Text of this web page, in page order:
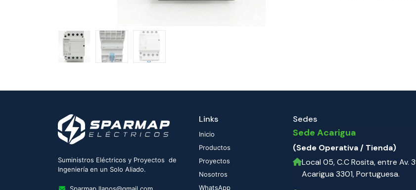
Suministros Eléctricos y Proyectos de
Ingeniería en un Solo Aliado.
Sparmap.llanos@gmail.com
Links
Inicio
Productos
Proyectos
Nosotros
WhatsApp
Sedes
Sede Acarigua
(Sede Operativa / Tienda)
Local 05, C.C Rosita, entre Av.
Acarigua 3301, Portuguesa.